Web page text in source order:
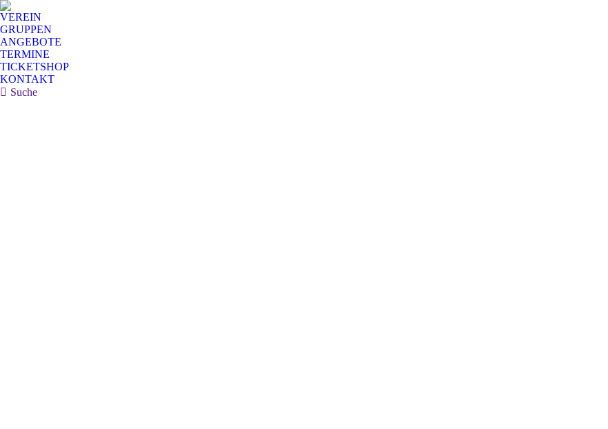
VEREIN
GRUPPEN
ANGEBOTE
TERMINE
TICKETSHOP
KONTAKT
Search:
Suche